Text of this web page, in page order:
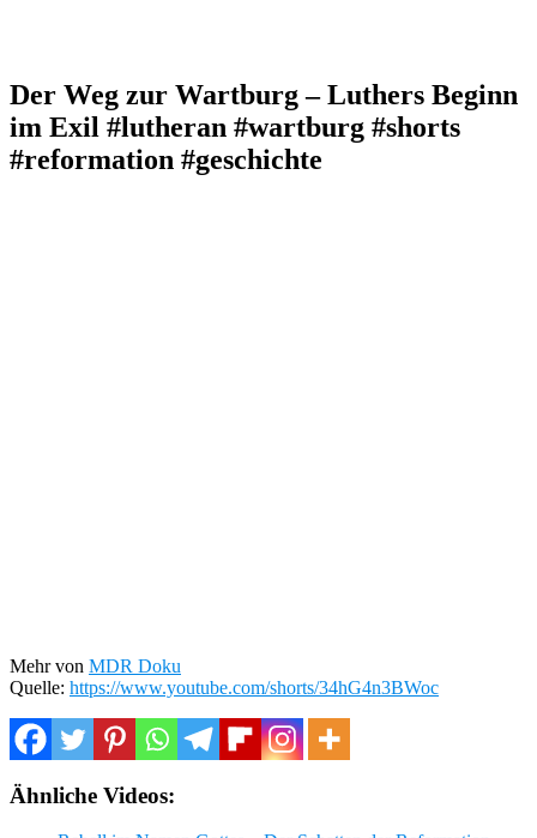
Der Weg zur Wartburg – Luthers Beginn
im Exil #lutheran #wartburg #shorts
#reformation #geschichte
Mehr von MDR Doku
Quelle: https://www.youtube.com/shorts/34hG4n3BWoc
Ähnliche Videos: